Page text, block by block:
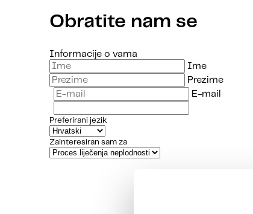
Obratite nam se
Informacije o vama
Ime
Prezime
E-mail
Preferirani jezik
Zainteresiran sam za